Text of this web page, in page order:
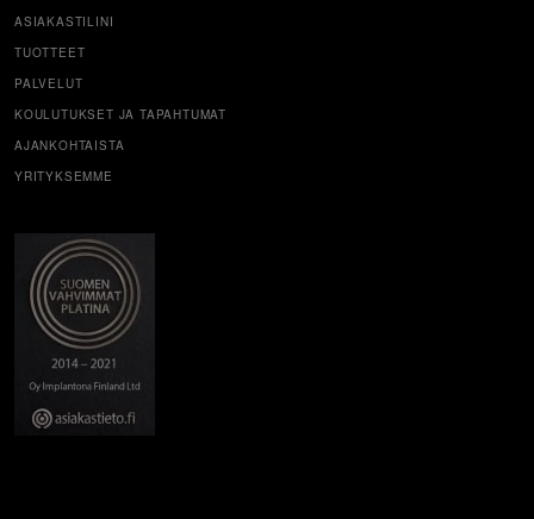
ASIAKASTILINI
TUOTTEET
PALVELUT
KOULUTUKSET JA TAPAHTUMAT
AJANKOHTAISTA
YRITYKSEMME